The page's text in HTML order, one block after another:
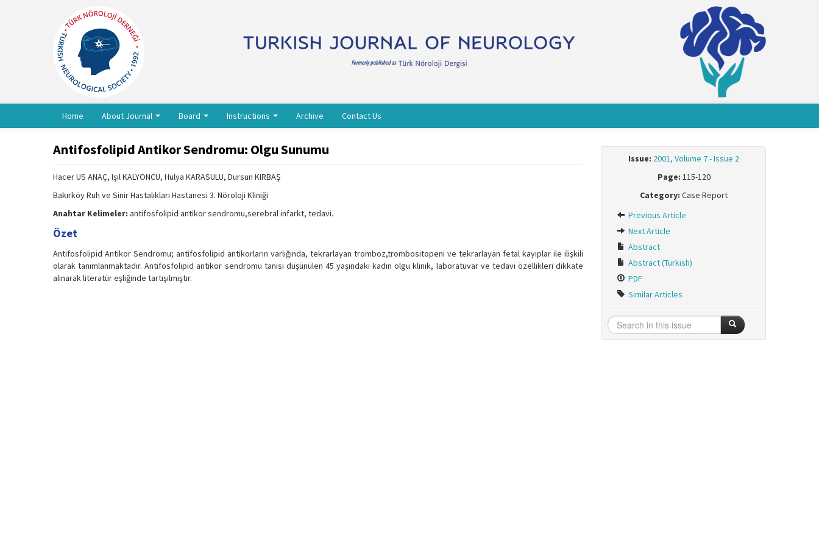
Home About Journal Board Instructions Archive Contact Us
Antifosfolipid Antikor Sendromu: Olgu Sunumu
Hacer US ANAÇ, Işıl KALYONCU, Hülya KARASULU, Dursun KIRBAŞ
Bakırköy Ruh ve Sinir Hastalıkları Hastanesi 3. Nöroloji Kliniği
Anahtar Kelimeler: antifosfolipid antikor sendromu,serebral infarkt, tedavi.
Özet
Antifosfolipid Antikor Sendromu; antifosfolipid antikorların varlığında, tekrarlayan tromboz,trombositopeni ve tekrarlayan fetal kayıplar ile ilişkili
olarak tanımlanmaktadır. Antifosfolipid antikor sendromu tanısı düşünülen 45 yaşındaki kadın olgu klinik, laboratuvar ve tedavi özellikleri dikkate
alınarak literatür eşliğinde tartışılmıştır.
Issue: 2001, Volume 7 - Issue 2
Page: 115-120
Category: Case Report
Previous Article
Next Article
Abstract
Abstract (Turkish)
PDF
Similar Articles